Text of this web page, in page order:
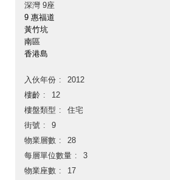
深灣 9座
9 惠福道
黃竹坑
南區
香港島
入伙年份
2012
樓齡
12
樓盤類型
住宅
街號
9
物業層數
28
每層單位數量
3
物業座數
17